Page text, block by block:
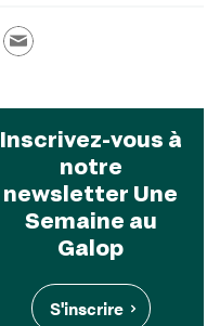
Inscrivez-vous à
notre
newsletter Une
Semaine au
Galop
S'inscrire